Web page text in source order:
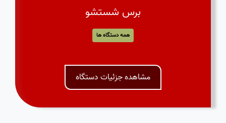
برس شستشو
همه دستگاه ها
مشاهده جزئیات دستگاه